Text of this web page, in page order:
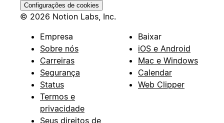
Configurações de cookies
© 2026 Notion Labs, Inc.
Empresa
Sobre nós
Carreiras
Segurança
Status
Termos e
privacidade
Seus direitos de
Baixar
iOS e Android
Mac e Windows
Calendar
Web Clipper